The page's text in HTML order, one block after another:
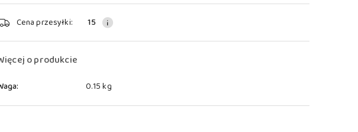
Cena przesyłki: 15
o produkcie
0.15 kg